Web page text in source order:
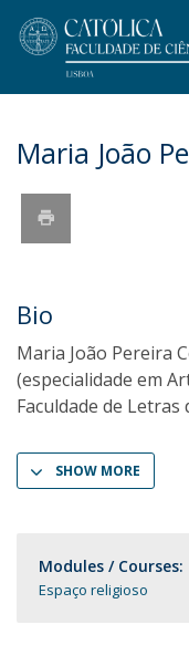
Maria João
Bio
Maria João Pereira
(especialidade em
Faculdade de Letras
SHOW MORE
Modules / Courses:
Espaço religioso